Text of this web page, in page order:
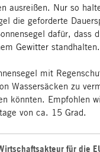
ausreißen. Nur so
die geforderte
dafür, dass
Gewitter standhalten.
mit
Wassersäcken zu
könnten. Empfohlen
von ca. 15 Grad.
für die